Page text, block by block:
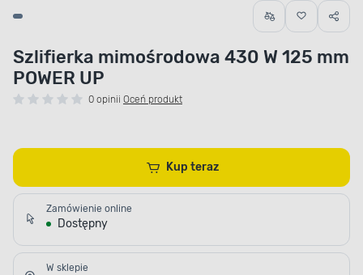
Szlifierka mimośrodowa 430 W 125 mm
POWER UP
0 opinii Oceń produkt
Kup teraz
Zamówienie online
Dostępny
W sklepie